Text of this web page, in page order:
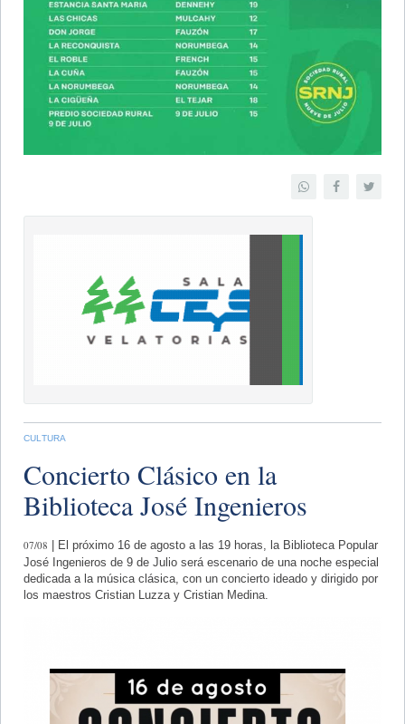
CULTURA
Concierto Clásico en la
Biblioteca José Ingenieros
07/08 | El próximo 16 de agosto a las 19 horas, la Biblioteca Popular
José Ingenieros de 9 de Julio será escenario de una noche especial
dedicada a la música clásica, con un concierto ideado y dirigido por
los maestros Cristian Luzza y Cristian Medina.